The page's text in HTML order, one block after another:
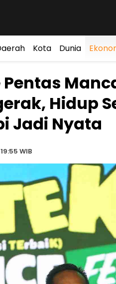
Kota Dunia
Hidup
Jadi Nyata
WIB